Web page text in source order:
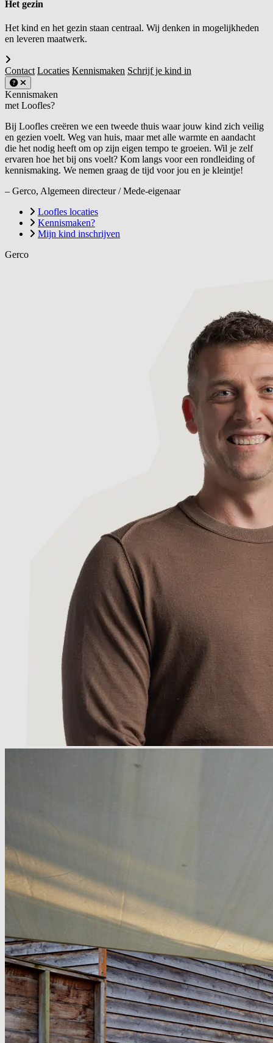
Het gezin
Het kind en het gezin staan centraal. Wij denken in mogelijkheden
en leveren maatwerk.
Contact Locaties Kennismaken Schrijf je kind in
Kennismaken
met Loofles?
Bij Loofles creëren we een tweede thuis waar jouw kind zich veilig
en gezien voelt. Weg van huis, maar met alle warmte en aandacht
die het nodig heeft om op zijn eigen tempo te groeien. Wil je zelf
ervaren hoe het bij ons voelt? Kom langs voor een rondleiding of
kennismaking. We nemen graag de tijd voor jou en je kleintje!
– Gerco, Algemeen directeur / Mede-eigenaar
Loofles locaties
Kennismaken?
Mijn kind inschrijven
Gerco